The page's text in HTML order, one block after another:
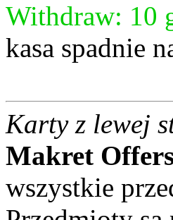
Withdraw: 10
kasa spadnie
Karty z lewej
Makret
wszystkie